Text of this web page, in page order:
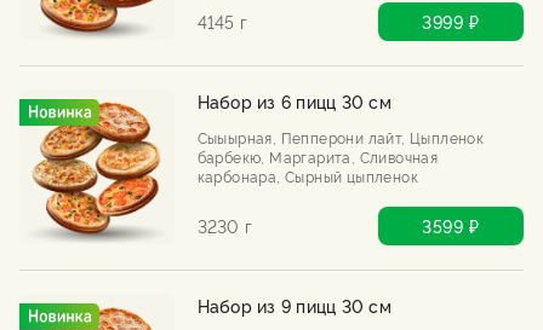
4145 г 3999 ₽
Набор из 6 пицц 30 см
Сыыырная, Пепперони лайт, Цыпленок
барбекю, Маргарита, Сливочная
карбонара, Сырный цыпленок
3230 г 3599 ₽
Набор из 9 пицц 30 см